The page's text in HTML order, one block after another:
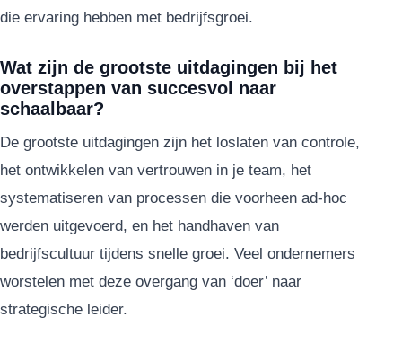
die ervaring hebben met bedrijfsgroei.
Wat zijn de grootste uitdagingen bij het
overstappen van succesvol naar
schaalbaar?
De grootste uitdagingen zijn het loslaten van controle,
het ontwikkelen van vertrouwen in je team, het
systematiseren van processen die voorheen ad-hoc
werden uitgevoerd, en het handhaven van
bedrijfscultuur tijdens snelle groei. Veel ondernemers
worstelen met deze overgang van ‘doer’ naar
strategische leider.